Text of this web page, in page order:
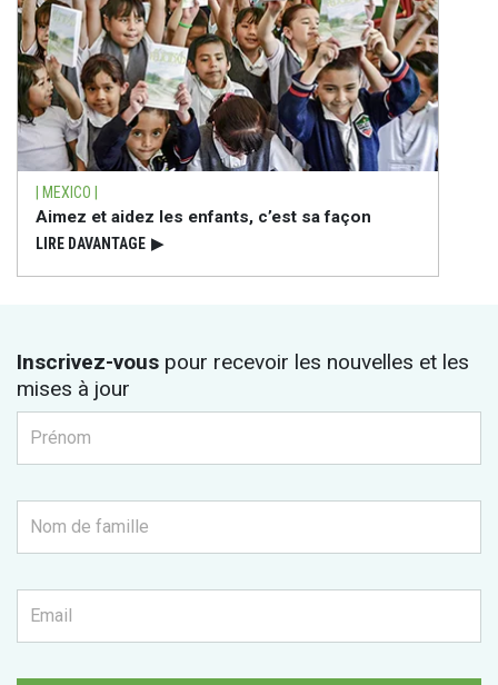
| MEXICO |
Aimez et aidez les enfants, c’est sa façon
LIRE DAVANTAGE ▶
Inscrivez-vous pour recevoir les nouvelles et les
mises à jour